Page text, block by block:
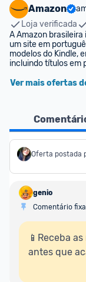
Amazon
Loja verificada
A Amazon
um site em
modelos do Kindle,
incluindo títulos em
Ver mais ofertas
Oferta postada
genio
Comentário
📱Receba
antes que